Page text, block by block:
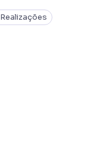
Realizações